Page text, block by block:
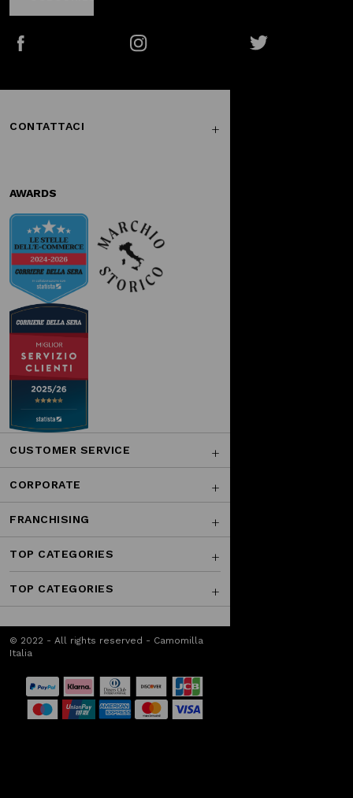
CONTATTACI
AWARDS
CUSTOMER SERVICE
CORPORATE
FRANCHISING
TOP CATEGORIES
TOP CATEGORIES
© 2022 - All rights reserved - Camomilla
Italia